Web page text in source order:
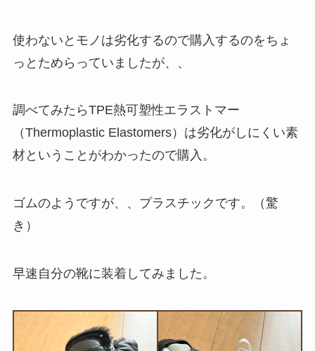
使わないとモノは劣化するので購入するのをちょ
っとためらっていましたが、、
調べてみたらTPE熱可塑性エラストマー
（Thermoplastic Elastomers）は劣化がしにくい素
材ということがわかったので購入。
ゴムのようですが、、プラスチックです。（驚
き）
早速自分の靴に装着してみました。